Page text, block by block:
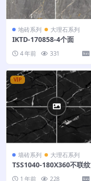
地砖系列 大理石系列
IKTD-170858-4个面
4 年前 331
VIP
墙砖系列 大理石系列
TSS1040-180X360不联纹
1 年前 228